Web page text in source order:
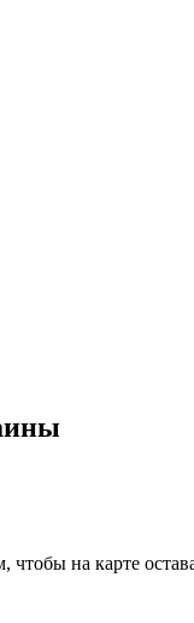
на карте